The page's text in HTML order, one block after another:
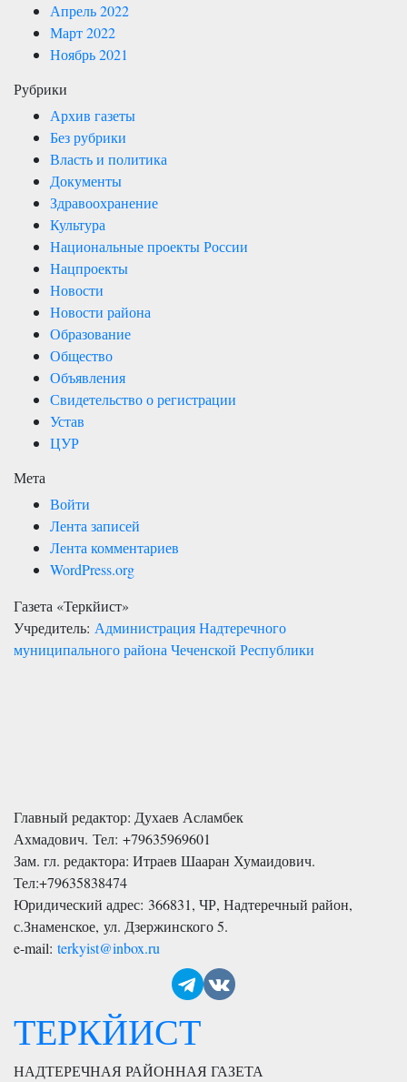
Апрель 2022
Март 2022
Ноябрь 2021
Рубрики
Архив газеты
Без рубрики
Власть и политика
Документы
Здравоохранение
Культура
Национальные проекты России
Нацпроекты
Новости
Новости района
Образование
Общество
Объявления
Свидетельство о регистрации
Устав
ЦУР
Мета
Войти
Лента записей
Лента комментариев
WordPress.org
Газета «Теркйист»
Учредитель: Администрация Надтеречного
муниципального района Чеченской Республики
Главный редактор: Духаев Асламбек
Ахмадович. Тел: +79635969601
Зам. гл. редактора: Итраев Шааран Хумаидович.
Тел:+79635838474
Юридический адрес: 366831, ЧР, Надтеречный район,
с.Знаменское, ул. Дзержинского 5.
e-mail: terkyist@inbox.ru
ТЕРКЙИСТ
НАДТЕРЕЧНАЯ РАЙОННАЯ ГАЗЕТА